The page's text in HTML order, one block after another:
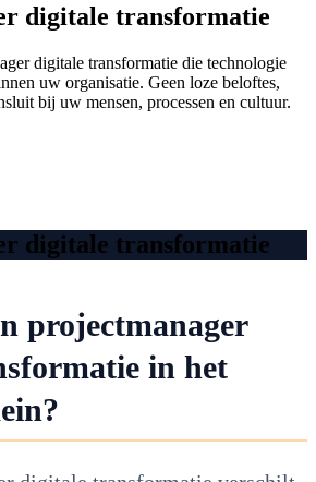
digitale transformatie
digitale transformatie die technologie
uw organisatie. Geen loze beloftes,
bij uw mensen, processen en cultuur.
digitale transformatie
projectmanager
in het